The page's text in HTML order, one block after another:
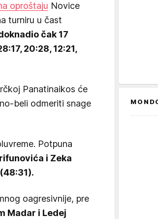
oproštaju Novice
turniru u čast
čak 17
20:28, 12:21,
Panatinaikos će
beli odmeriti snage
Potpuna
i Zeka
oagresivnije, pre
Madar i Ledej